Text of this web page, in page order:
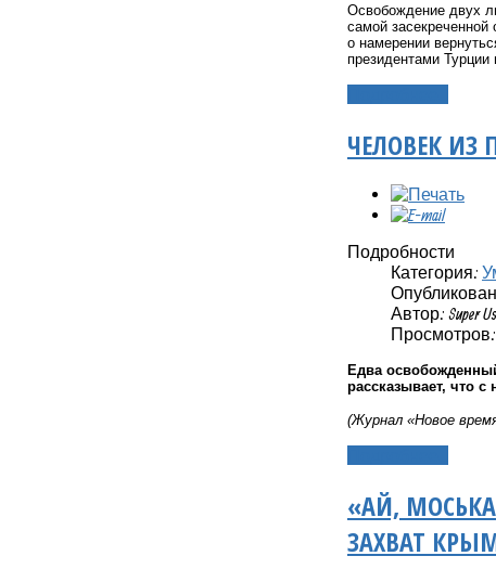
Освобождение двух
самой
о намерении
президентами Турции
ЧЕЛОВЕК ИЗ
Подробности
Категория:
Автор: Super
Просмотров:
Едва
рассказывает, что
(Журнал «Новое
«АЙ,
ЗАХВАТ